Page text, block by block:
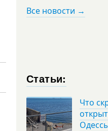
Все новости →
Статьи:
Что